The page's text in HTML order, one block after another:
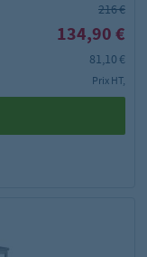
216 €
134,90 €
81,10 €
Prix HT,